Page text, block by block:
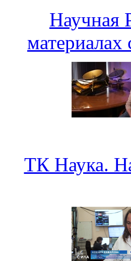
Научная
ТК Наука.